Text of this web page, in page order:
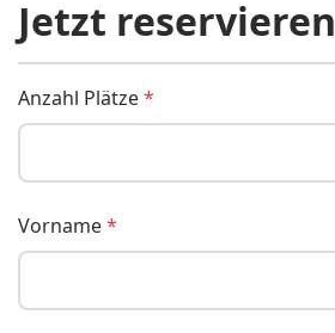
Jetzt reservieren
Anzahl Plätze
Vorname